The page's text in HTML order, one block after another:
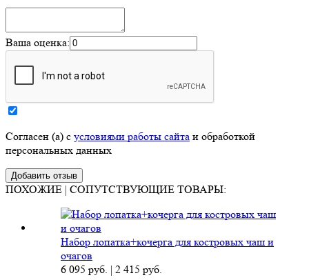
Ваша оценка:
Согласен (а) с условиями работы сайта и обработкой
персональных данных
ПОХОЖИЕ | СОПУТСТВУЮЩИЕ ТОВАРЫ:
Набор лопатка+кочерга для костровых чаш и
очагов
6 095 руб. | 2 415 руб.